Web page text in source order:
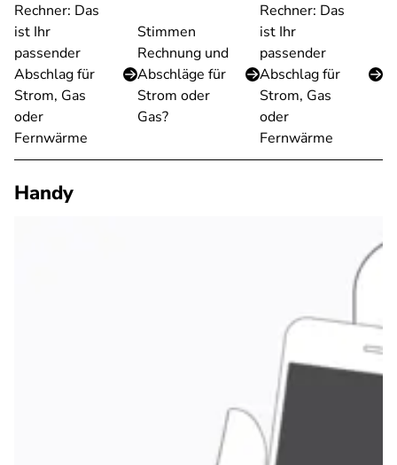
Rechner: Das
ist Ihr
passender
Abschlag für
Strom, Gas
oder
Fernwärme
Stimmen
Rechnung und
Abschläge für
Strom oder
Gas?
Rechner: Das
ist Ihr
passender
Abschlag für
Strom, Gas
oder
Fernwärme
Handy